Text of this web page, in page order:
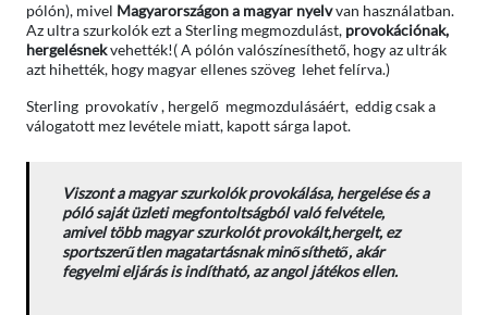
pólón), mivel Magyarországon a magyar nyelvvan használatban.
Az ultra szurkolók ezt a Sterling megmozdulást, provokációnak,
hergelésnekvehették!( A pólón valószínesíthető, hogy az ultrák
azt hihették, hogy magyar ellenes szöveg lehet felírva.)
Sterling provokatív , hergelő megmozdulásáért, eddig csak a
válogatott mez levétele miatt, kapott sárga lapot.
Viszont a magyar szurkolók provokálása, hergelése és a
póló saját üzleti megfontoltságból való felvétele,
amivel több magyar szurkolót provokált,hergelt, ez
sportszerűtlen magatartásnak minősíthető, akár
fegyelmi eljárás is indítható, az angol játékos ellen.